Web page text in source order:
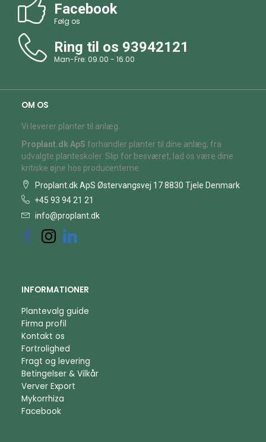
Facebook
Følg os
Ring til os 93942121
Man-Fre: 09.00 - 16.00
OM OS
Vi leverer planter til anlæg.
Proplant.dk ApS forhandler planter til dine anlæg, fra
udvalgte planteskoler. Slip for besværet, lad os være dine
kritiske øjne hos producenterne.
Proplant.dk ApS Østervangsvej 17 8830 Tjele Denmark
+45 93 94 21 21
info@proplant.dk
INFORMATIONER
Plantevalg guide
Firma profil
Kontakt os
Fortrolighed
Fragt og levering
Betingelser & Vilkår
Verver Export
Mykorrhiza
Facebook